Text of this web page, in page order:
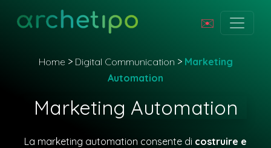
✉️
Home > Digital Communication > Marketing
Automation
Marketing Automation
La marketing automation consente di costruire e